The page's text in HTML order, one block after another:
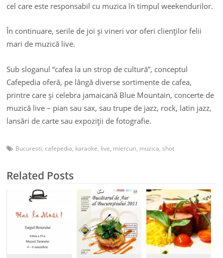
cel care este responsabil cu muzica în timpul weekendurilor.
În continuare, serile de joi şi vineri vor oferi clienţilor felii
mari de muzică live.
Sub sloganul “cafea la un strop de cultură”, conceptul
Cafepedia oferă, pe lângă diverse sortimente de cafea,
printre care şi celebra jamaicană Blue Mountain, concerte de
muzică live – pian sau sax, sau trupe de jazz, rock, latin jazz,
lansări de carte sau expoziţii de fotografie.
Bucuresti,cafepedia, karaoke, live, miercuri, muzica,shot
Related Posts